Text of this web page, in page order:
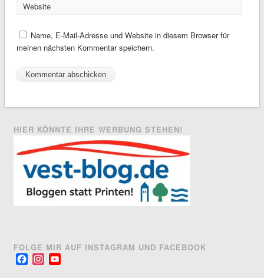
Website
Name, E-Mail-Adresse und Website in diesem Browser für
meinen nächsten Kommentar speichern.
HIER KÖNNTE IHRE WERBUNG STEHEN!
FOLGE MIR AUF INSTAGRAM UND FACEBOOK
FacebookInstagram